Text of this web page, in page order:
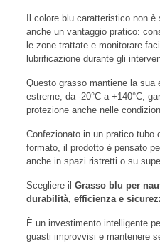
Il colore blu caratteristico non
anche un vantaggio pratico:
le zone trattate e monitorare
lubrificazione durante gli
Questo grasso mantiene la sua
estreme, da -20°C a +140°C,
protezione anche nelle
Confezionato in un pratico tubo
formato, il prodotto è pensato
anche in spazi ristretti o su
Scegliere il Grasso blu per
durabilità, efficienza e
È un investimento intelligente
guasti improvvisi e mantenere